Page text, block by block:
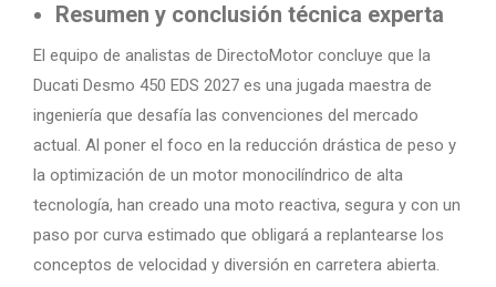
Resumen y conclusión técnica experta
El equipo de analistas de DirectoMotor concluye que la
Ducati Desmo 450 EDS 2027 es una jugada maestra de
ingeniería que desafía las convenciones del mercado
actual. Al poner el foco en la reducción drástica de peso y
la optimización de un motor monocilíndrico de alta
tecnología, han creado una moto reactiva, segura y con un
paso por curva estimado que obligará a replantearse los
conceptos de velocidad y diversión en carretera abierta.